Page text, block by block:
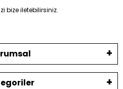
bize iletebilirsiniz.